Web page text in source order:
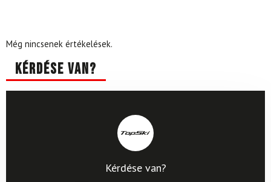
Még nincsenek értékelések.
Kérdése van?
Kérdése van?